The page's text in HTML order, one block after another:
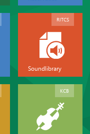
Soundlibrary
RITCS
KCB